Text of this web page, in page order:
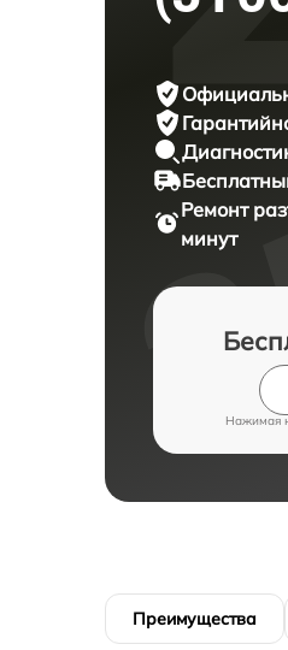
Ремонт
минут
Нажимая
Преимущества